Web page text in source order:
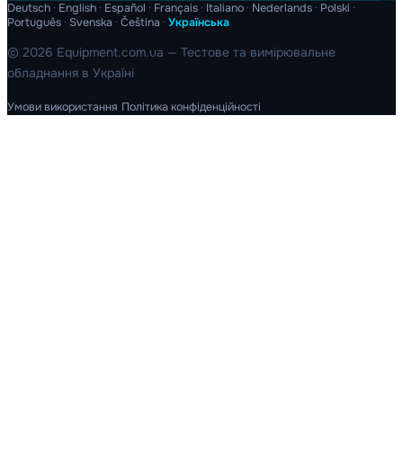
Deutsch · English · Español · Français · Italiano · Nederlands · Polski ·
Português · Svenska · Čeština · Українська
© 2026 Equipment.com.ua — Тестове та вимірювальне
обладнання в Україні
Умови використання Політика конфіденційності